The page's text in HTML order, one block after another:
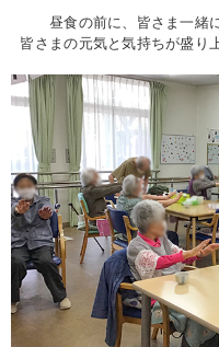
昼食の前に、皆さま一緒
皆さまの元気と気持ちが盛り